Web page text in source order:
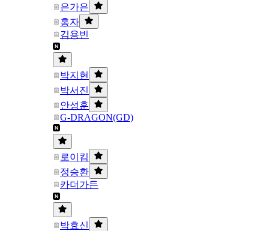
은가은
홍자
김용빈
박지현
박서진
안성훈
G-DRAGON(GD)
로이킴
정승환
카더가든
박효신